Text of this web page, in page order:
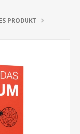
PRODUKT